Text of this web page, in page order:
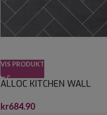
VIS PRODUKT
ALLOC KITCHEN WALL
2,2X600X1200
kr684.90